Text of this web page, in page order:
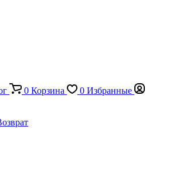
0 Корзина 0 Избранные